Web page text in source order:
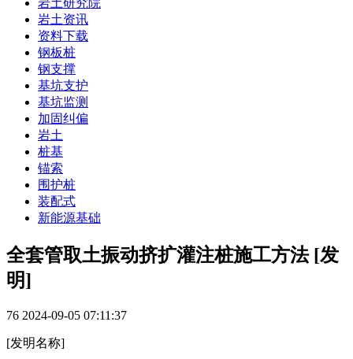
岩土研究院
岩土资讯
资料下载
钢板桩
钢支撑
基坑支护
基坑监测
加固纠偏
岩土
桩基
锚索
围护桩
装配式
新能源基础
全套管取土振动挤扩灌注桩施工方法 [发
明]
76 2024-09-05 07:11:37
[发明名称]